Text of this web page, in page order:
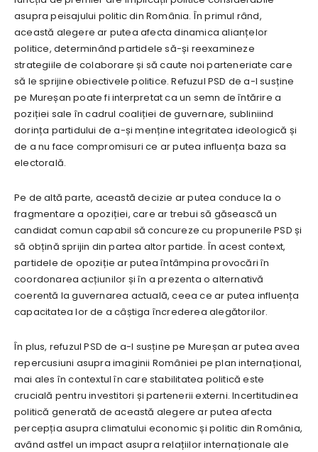
asupra peisajului politic din România. În primul rând,
această alegere ar putea afecta dinamica alianțelor
politice, determinând partidele să-și reexamineze
strategiile de colaborare și să caute noi parteneriate care
să le sprijine obiectivele politice. Refuzul PSD de a-l susține
pe Mureșan poate fi interpretat ca un semn de întărire a
poziției sale în cadrul coaliției de guvernare, subliniind
dorința partidului de a-și menține integritatea ideologică și
de a nu face compromisuri ce ar putea influența baza sa
electorală.
Pe de altă parte, această decizie ar putea conduce la o
fragmentare a opoziției, care ar trebui să găsească un
candidat comun capabil să concureze cu propunerile PSD și
să obțină sprijin din partea altor partide. În acest context,
partidele de opoziție ar putea întâmpina provocări în
coordonarea acțiunilor și în a prezenta o alternativă
coerentă la guvernarea actuală, ceea ce ar putea influența
capacitatea lor de a câștiga încrederea alegătorilor.
În plus, refuzul PSD de a-l susține pe Mureșan ar putea avea
repercusiuni asupra imaginii României pe plan internațional,
mai ales în contextul în care stabilitatea politică este
crucială pentru investitori și partenerii externi. Incertitudinea
politică generată de această alegere ar putea afecta
percepția asupra climatului economic și politic din România,
având astfel un impact asupra relațiilor internaționale ale